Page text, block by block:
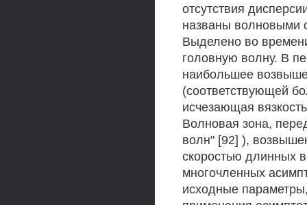
отсутствия
названы волновыми
Выделено во
головную волну. В
наибольшее
(соответствующей
исчезающая
Волновая зона,
волн" [92] ),
скоростью длинных
многочленных
исходные